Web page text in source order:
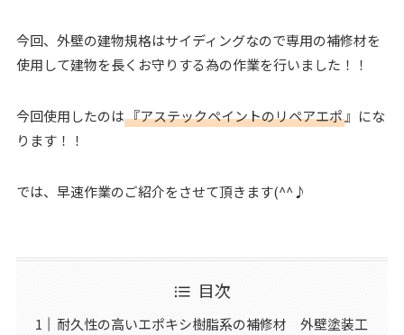
今回、外壁の建物規格はサイディングなので専用の補修材を
使用して建物を長くお守りする為の作業を行いました！！
今回使用したのは『アステックペイントのリペアエポ』にな
ります！！
では、早速作業のご紹介をさせて頂きます(^^♪
目次
耐久性の高いエポキシ樹脂系の補修材 外壁塗装工